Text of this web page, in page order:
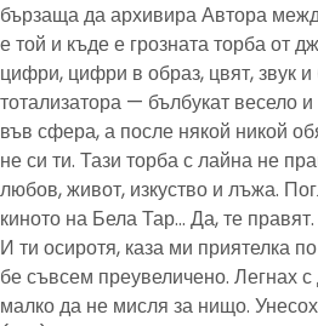
бързаща да архивира Автора
е той и къде е грозната торба от
цифри, цифри в образ, цвят, звук и
тотализатора — бълбукат весело
във сфера, а после някой никой
не си ти. Тази торба с лайна не
любов, живот, изкуство и лъжа.
киното на Бела Тар… Да, те правят.
И ти осиротя, каза ми приятелка
бе съвсем преувеличено. Легнах с
малко да не мисля за нищо.